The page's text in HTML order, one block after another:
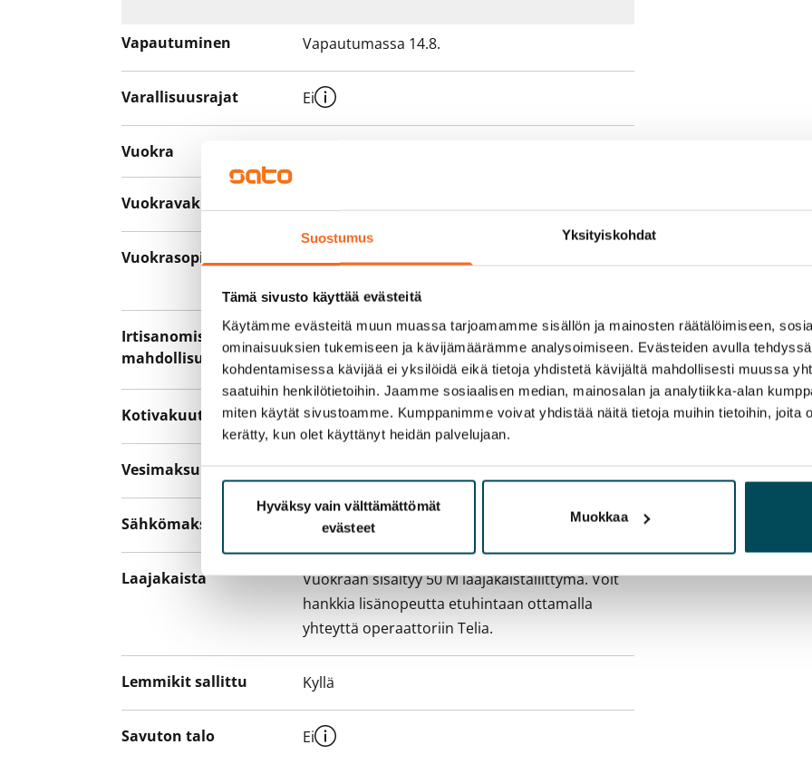
Suostumus Yksityiskohdat
Tämä sivusto käyttää evästeitä
Käytämme evästeitä muun muassa tarjoamamme sisällön ja mainosten räätälöimiseen,
ominaisuuksien tukemiseen ja kävijämäärämme analysoimiseen. Evästeiden avulla
kohdentamisessa kävijää ei yksilöidä eikä tietoja yhdistetä kävijältä mahdollisesti muussa
saatuihin henkilötietoihin. Jaamme sosiaalisen median, mainosalan ja analytiikka-alan
miten käytät sivustoamme. Kumppanimme voivat yhdistää näitä tietoja muihin tietoihin, joita
kerätty, kun olet käyttänyt heidän palvelujaan.
Hyväksy vain välttämättömät
evästeet
Muokkaa
Vapautuminen Vapautumassa 14.8.
Varallisuusrajat Ei
Vuokra
Vuokravakuus
Vuokrasopimus
Toistaiseksi voimassa oleva, minimi
Irtisanomis­
mahdollisuus
12 kk vuokrasopimuksesta tai
sopimussakolla aiemmin
Kotivakuutus Pakollinen, ei sisälly vuokraan
Vesimaksu 27 €/hlö/kk
Sähkömaksu Vuokralainen solmii itse sähkösopimuksen.
Laajakaista
Vuokraan sisältyy 50 M laajakaistaliittymä. Voit
hankkia lisänopeutta etuhintaan ottamalla
yhteyttä operaattoriin Telia.
Lemmikit sallittu Kyllä
Savuton talo Ei